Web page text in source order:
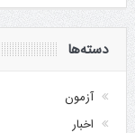
دسته‌ها
آزمون
اخبار